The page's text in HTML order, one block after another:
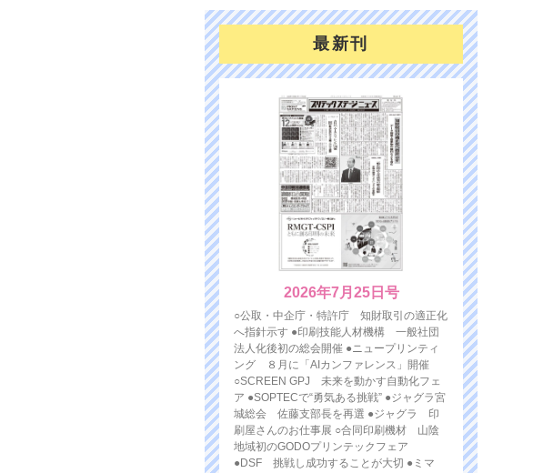
最新刊
2026年7月25日号
○公取・中企庁・特許庁 知財取引の適正化
へ指針示す ●印刷技能人材機構 一般社団
法人化後初の総会開催 ●ニュープリンティ
ング ８月に「AIカンファレンス」開催
○SCREEN GPJ 未来を動かす自動化フェ
ア ●SOPTECで“勇気ある挑戦” ●ジャグラ宮
城総会 佐藤支部長を再選 ●ジャグラ 印
刷屋さんのお仕事展 ○合同印刷機材 山陰
地域初のGODOプリンテックフェア
●DSF 挑戦し成功することが大切 ●ミマ